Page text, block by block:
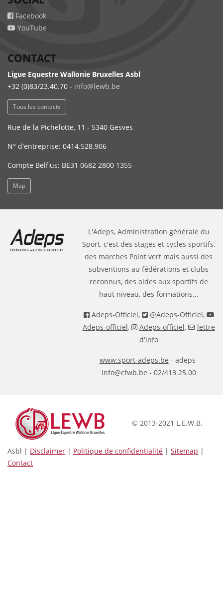
Facebook
YouTube
CONTACT
Ligue Equestre Wallonie Bruxelles Asbl
+32 (0)83/23.40.70 - info@lewb.be
Tous les contacts
Rue de la Pichelotte, 11 - 5340 Gesves
N° d'entreprise: 0414.528.906
Compte Belfius: BE31 0682 2800 1355
Map
L'Adeps, Administration générale du
Sport, c'est des stages et cycles sportifs,
des marches Point vert mais aussi des
subventions au fédérations et clubs
reconnus, des aides aux sportifs de
haut niveau, des formations...
Adeps-Officiel, @Adeps-Officiel,
Adeps-officiel, Adeps-officiel,
lettre
d'info
www.sport-adeps.be - adeps-
info@cfwb.be - 02/413.25.00
© 2013-2021 L.E.W.B.
Asbl | Disclaimer | Politique de confidentialité | Sitemap |
Contact